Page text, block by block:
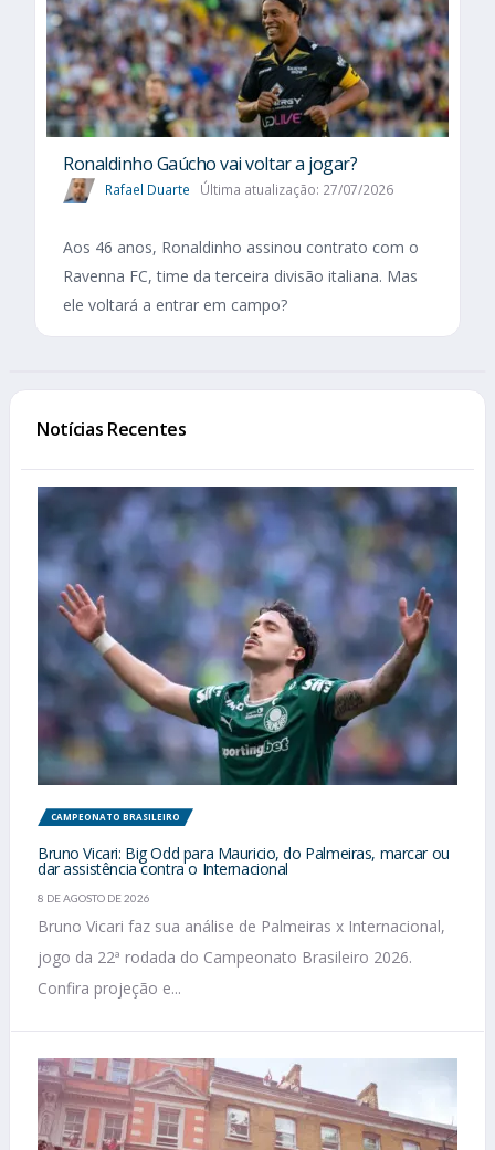
Ronaldinho Gaúcho vai voltar a jogar?
Rafael Duarte Última atualização: 27/07/2026
Aos 46 anos, Ronaldinho assinou contrato com o
Ravenna FC, time da terceira divisão italiana. Mas
ele voltará a entrar em campo?
Notícias Recentes
CAMPEONATO BRASILEIRO
Bruno Vicari: Big Odd para Mauricio, do Palmeiras, marcar ou
dar assistência contra o Internacional
8 DE AGOSTO DE 2026
Bruno Vicari faz sua análise de Palmeiras x Internacional,
jogo da 22ª rodada do Campeonato Brasileiro 2026.
Confira projeção e...